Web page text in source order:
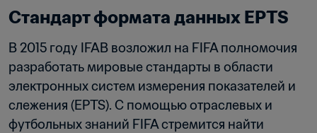
Стандарт формата данных EPTS
В 2015 году IFAB возложил на FIFA полномочия
разработать мировые стандарты в области
электронных систем измерения показателей и
слежения (EPTS). С помощью отраслевых и
футбольных знаний FIFA стремится найти